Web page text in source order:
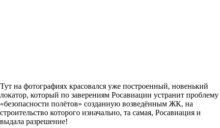
Тут на фотографиях красовался уже построенный, новенький
локатор, который по заверениям Росавиации устранит проблему
«безопасности полётов» созданную возведённым ЖК, на
строительство которого изначально, та самая, Росавиация и
выдала разрешение!